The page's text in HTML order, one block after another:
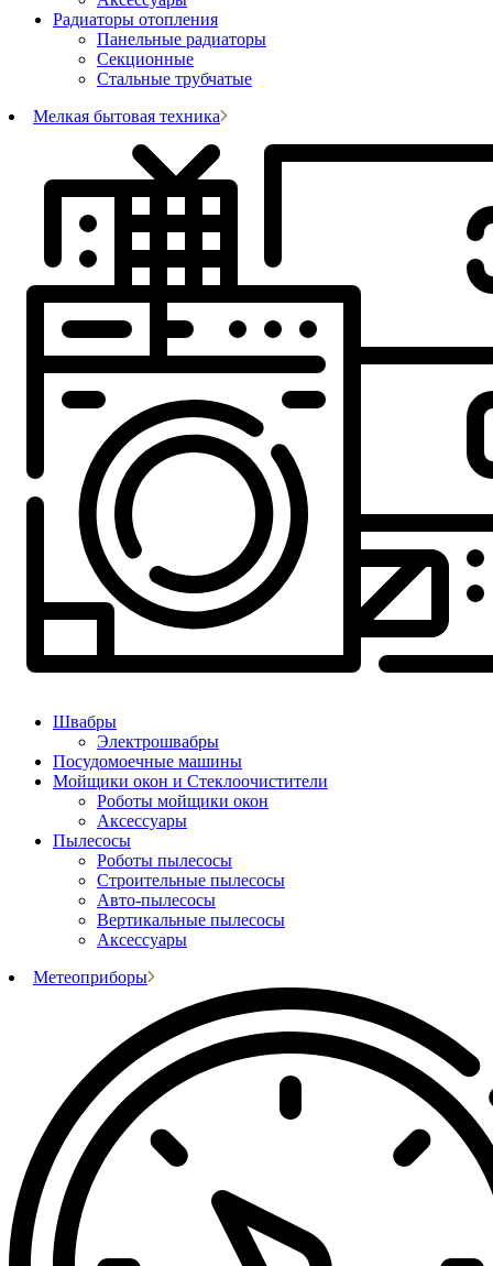
Радиаторы отопления
Панельные радиаторы
Секционные
Стальные трубчатые
Мелкая бытовая техника
Швабры
Электрошвабры
Посудомоечные машины
Мойщики окон и Стеклоочистители
Роботы мойщики окон
Аксессуары
Пылесосы
Роботы пылесосы
Строительные пылесосы
Авто-пылесосы
Вертикальные пылесосы
Аксессуары
Метеоприборы